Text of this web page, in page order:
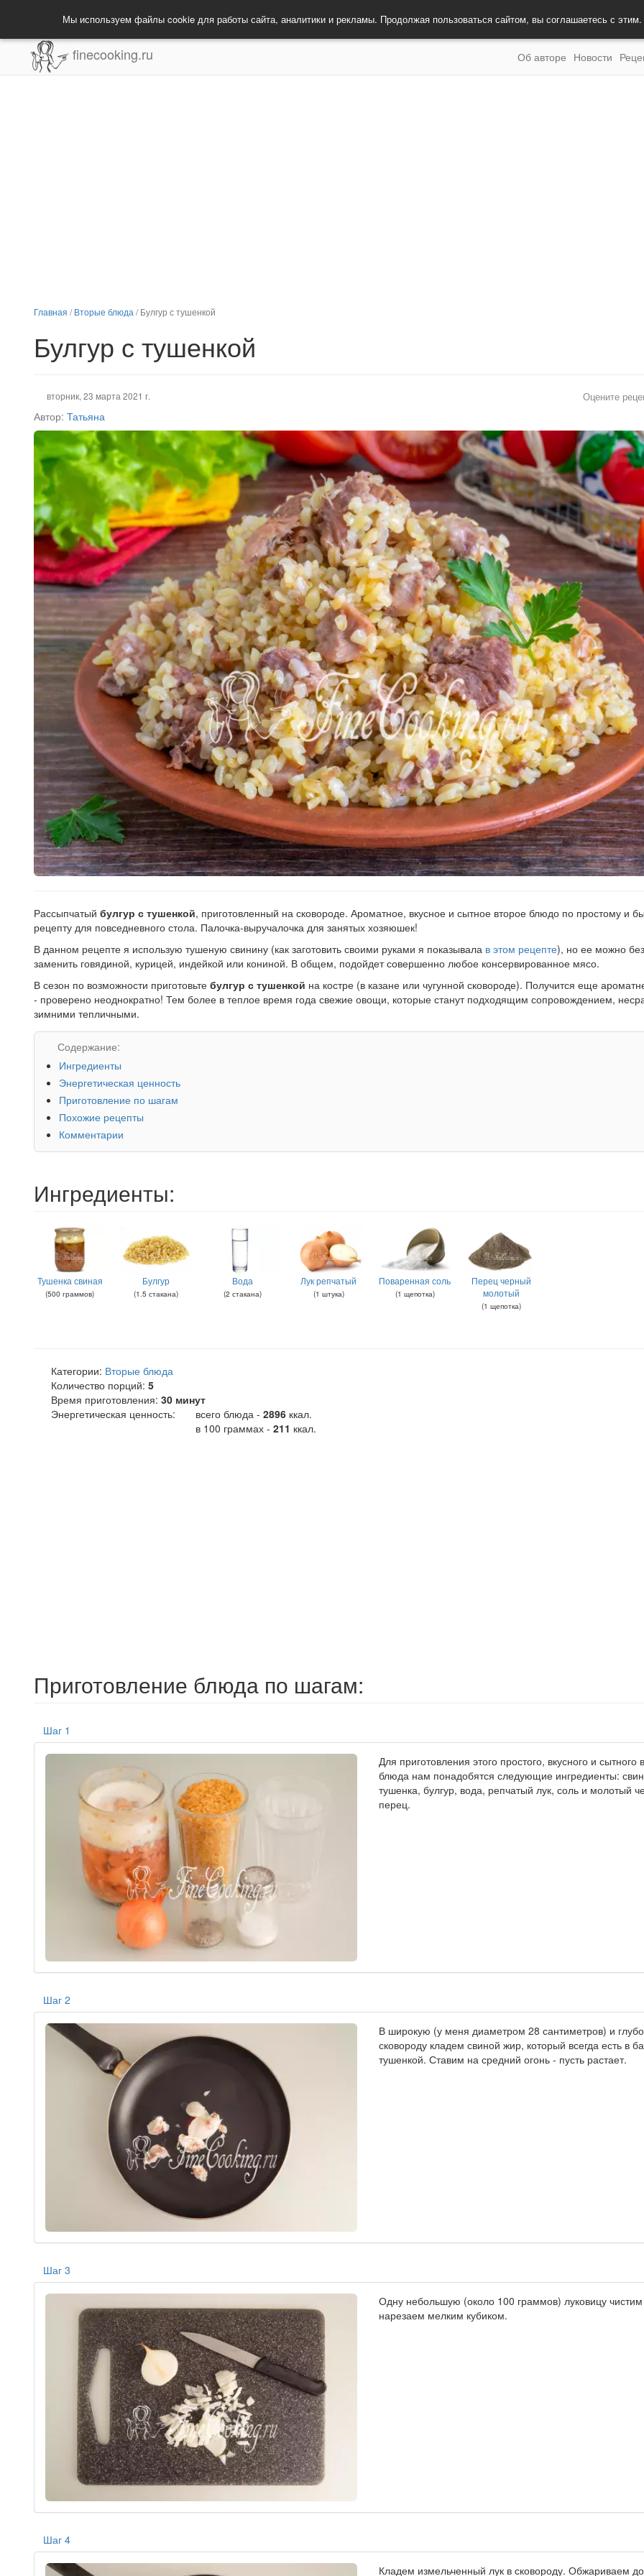
Мы используем файлы cookie для работы сайта, аналитики и рекламы. Продолжая пользоваться сайтом, вы соглашаетесь с этим.
finecooking.ru Об авторе Новости
Главная /Вторые блюда /Булгур с тушенкой
Булгур с тушенкой
Оцените
вторник, 23 марта 2021 г.
Автор: Татьяна
Рассыпчатый булгур с тушенкой, приготовленный на сковороде. Ароматное, вкусное и сытное второе блюдо по простому и
рецепту для повседневного стола. Палочка-выручалочка для занятых хозяюшек!
В данном рецепте я использую тушеную свинину (как заготовить своими руками я показывала в этом рецепте), но ее можно
заменить говядиной, курицей, индейкой или кониной. В общем, подойдет совершенно любое консервированное мясо.
В сезон по возможности приготовьте булгур с тушенкой на костре (в казане или чугунной сковороде). Получится еще
- проверено неоднократно! Тем более в теплое время года свежие овощи, которые станут подходящим сопровождением,
зимними тепличными.
Содержание:
Ингредиенты
Энергетическая ценность
Приготовление по шагам
Похожие рецепты
Комментарии
Ингредиенты:
Тушенка свиная
(500 граммов)
Булгур
(1.5 стакана)
Вода
(2 стакана)
Лук репчатый
(1 штука)
Поваренная соль
(1 щепотка)
Перец черный
молотый
(1 щепотка)
Категории: Вторые блюда
Количество порций: 5
Время приготовления: 30 минут
Энергетическая ценность:
всего блюда - 2896 ккал.
в 100 граммах - 211 ккал.
Приготовление блюда по шагам:
Шаг 1
Для приготовления этого простого, вкусного и сытного
блюда нам понадобятся следующие ингредиенты:
тушенка, булгур, вода, репчатый лук, соль и молотый
перец.
Шаг 2
В широкую (у меня диаметром 28 сантиметров) и
сковороду кладем свиной жир, который всегда есть в
тушенкой. Ставим на средний огонь - пусть растает.
Шаг 3
Одну небольшую (около 100 граммов) луковицу
нарезаем мелким кубиком.
Шаг 4
Кладем измельченный лук в сковороду. Обжариваем до